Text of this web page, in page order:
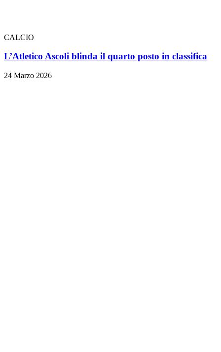
CALCIO
L’Atletico Ascoli blinda il quarto posto in classifica
24 Marzo 2026